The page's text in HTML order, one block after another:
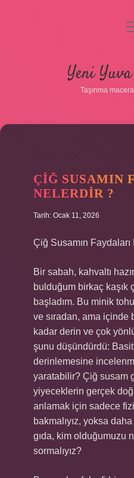
Yeni
Taşınma
ÇIĞ SUSAMIN
NELERDIR ?
Tarih: Ocak 11, 2026
Çiğ Susamın
Bir sabah, kahvaltı
bulduğum birkaç kaşık
başladım. Bu minik
ve sıradan, ama içinde
kadar derin ve çok
şunu düşündürdü:
derinlemesine
yaratabilir? Çiğ susam
yiyeceklerin gerçek
anlamak için sadece
bakmalıyız, yoksa
gıda, kim olduğumuzu
sormalıyız?